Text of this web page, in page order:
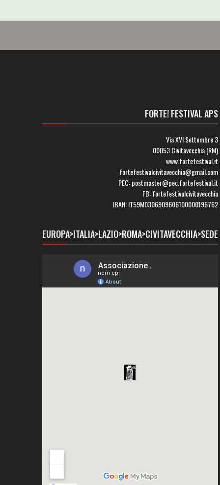
FORTE! FESTIVAL APS
Via XVI Settembre 3
00053 Civitavecchia (RM)
www.fortefestival.it
fortefestivalcivitavecchia@gmail.com
PEC: postmaster@pec.fortefestival.it
FB: fortefestivalcivitavecchia
IBAN: IT59M0306909606100000196762
EUROPA>ITALIA>LAZIO>ROMA>CIVITAVECCHIA>SEDE